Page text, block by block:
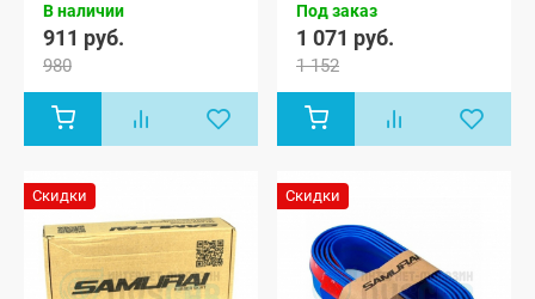
В наличии
911 руб.
980
Под заказ
1 071 руб.
1 152
Скидки Скидки